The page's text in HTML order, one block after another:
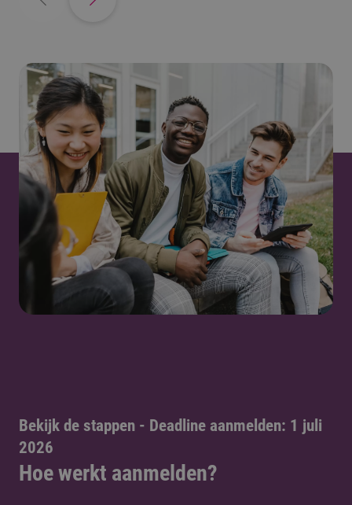
Bekijk de stappen - Deadline aanmelden: 1 juli
2026
Hoe werkt aanmelden?